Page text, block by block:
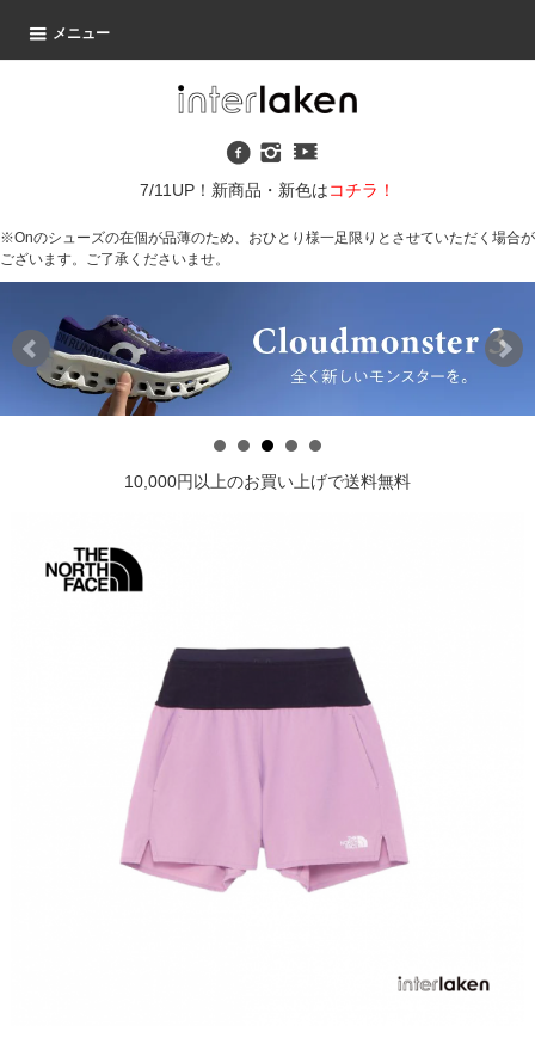
メニュー
7/11UP！新商品・新色はコチラ！
※Onのシューズの在個が品薄のため、おひとり様一足限りとさせていただく場合が
ございます。ご了承くださいませ。
10,000円以上のお買い上げで送料無料